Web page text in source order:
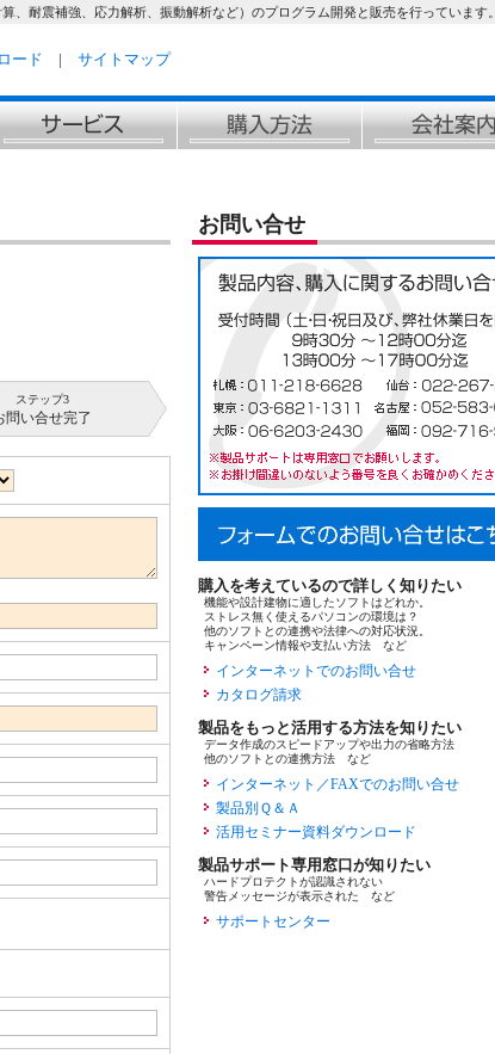
耐震補強、応力解析、振動解析など）のプログラム開発と販売を行っています。
ード | サイトマップ
ステップ3
問い合せ完了
お問い合せ
購入を考えているので詳しく知りたい
機能や設計建物に適したソフトはどれか。
ストレス無く使えるパソコンの環境は？
他のソフトとの連携や法律への対応状況。
キャンペーン情報や支払い方法 など
インターネットでのお問い合せ
カタログ請求
製品をもっと活用する方法を知りたい
データ作成のスピードアップや出力の省略方法
他のソフトとの連携方法 など
インターネット／FAXでのお問い合せ
製品別Ｑ＆Ａ
活用セミナー資料ダウンロード
製品サポート専用窓口が知りたい
ハードプロテクトが認識されない
警告メッセージが表示された など
サポートセンター